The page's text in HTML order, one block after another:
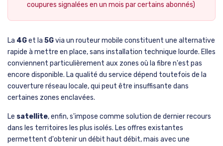
coupures signalées en un mois par certains abonnés)
La 4Get la 5Gvia un routeur mobile constituent une alternative
rapide à mettre en place, sans installation technique lourde. Elles
conviennent particulièrement aux zones où la fibre n'est pas
encore disponible. La qualité du service dépend toutefois de la
couverture réseau locale, qui peut être insuffisante dans
certaines zones enclavées.
Le satellite, enfin, s'impose comme solution de dernier recours
dans les territoires les plus isolés. Les offres existantes
permettent d'obtenir un débit haut débit, mais avec une